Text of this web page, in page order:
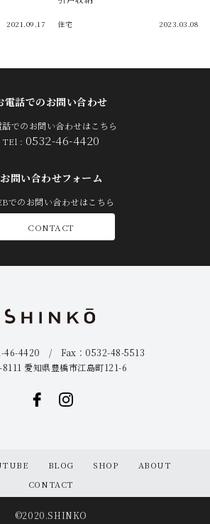
2021.09.17 住宅 2023.03.08
電話でのお問い合わせ
話でのお問い合わせはこちら
TEl : 0532-46-4420
お問い合わせフォーム
でのお問い合わせはこちら
CONTACT
46-4420 / Fax：0532-48-5513
8111 愛知県豊橋市江島町121-6
BLOG SHOP
ABOUT
CONTACT
©2020.SHINKO